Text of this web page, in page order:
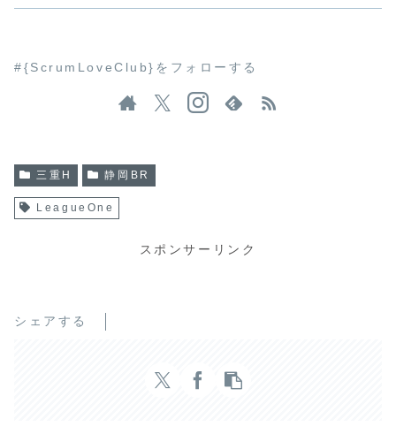
#{ScrumLoveClub}をフォローする
三重H 静岡BR
LeagueOne
スポンサーリンク
シェアする